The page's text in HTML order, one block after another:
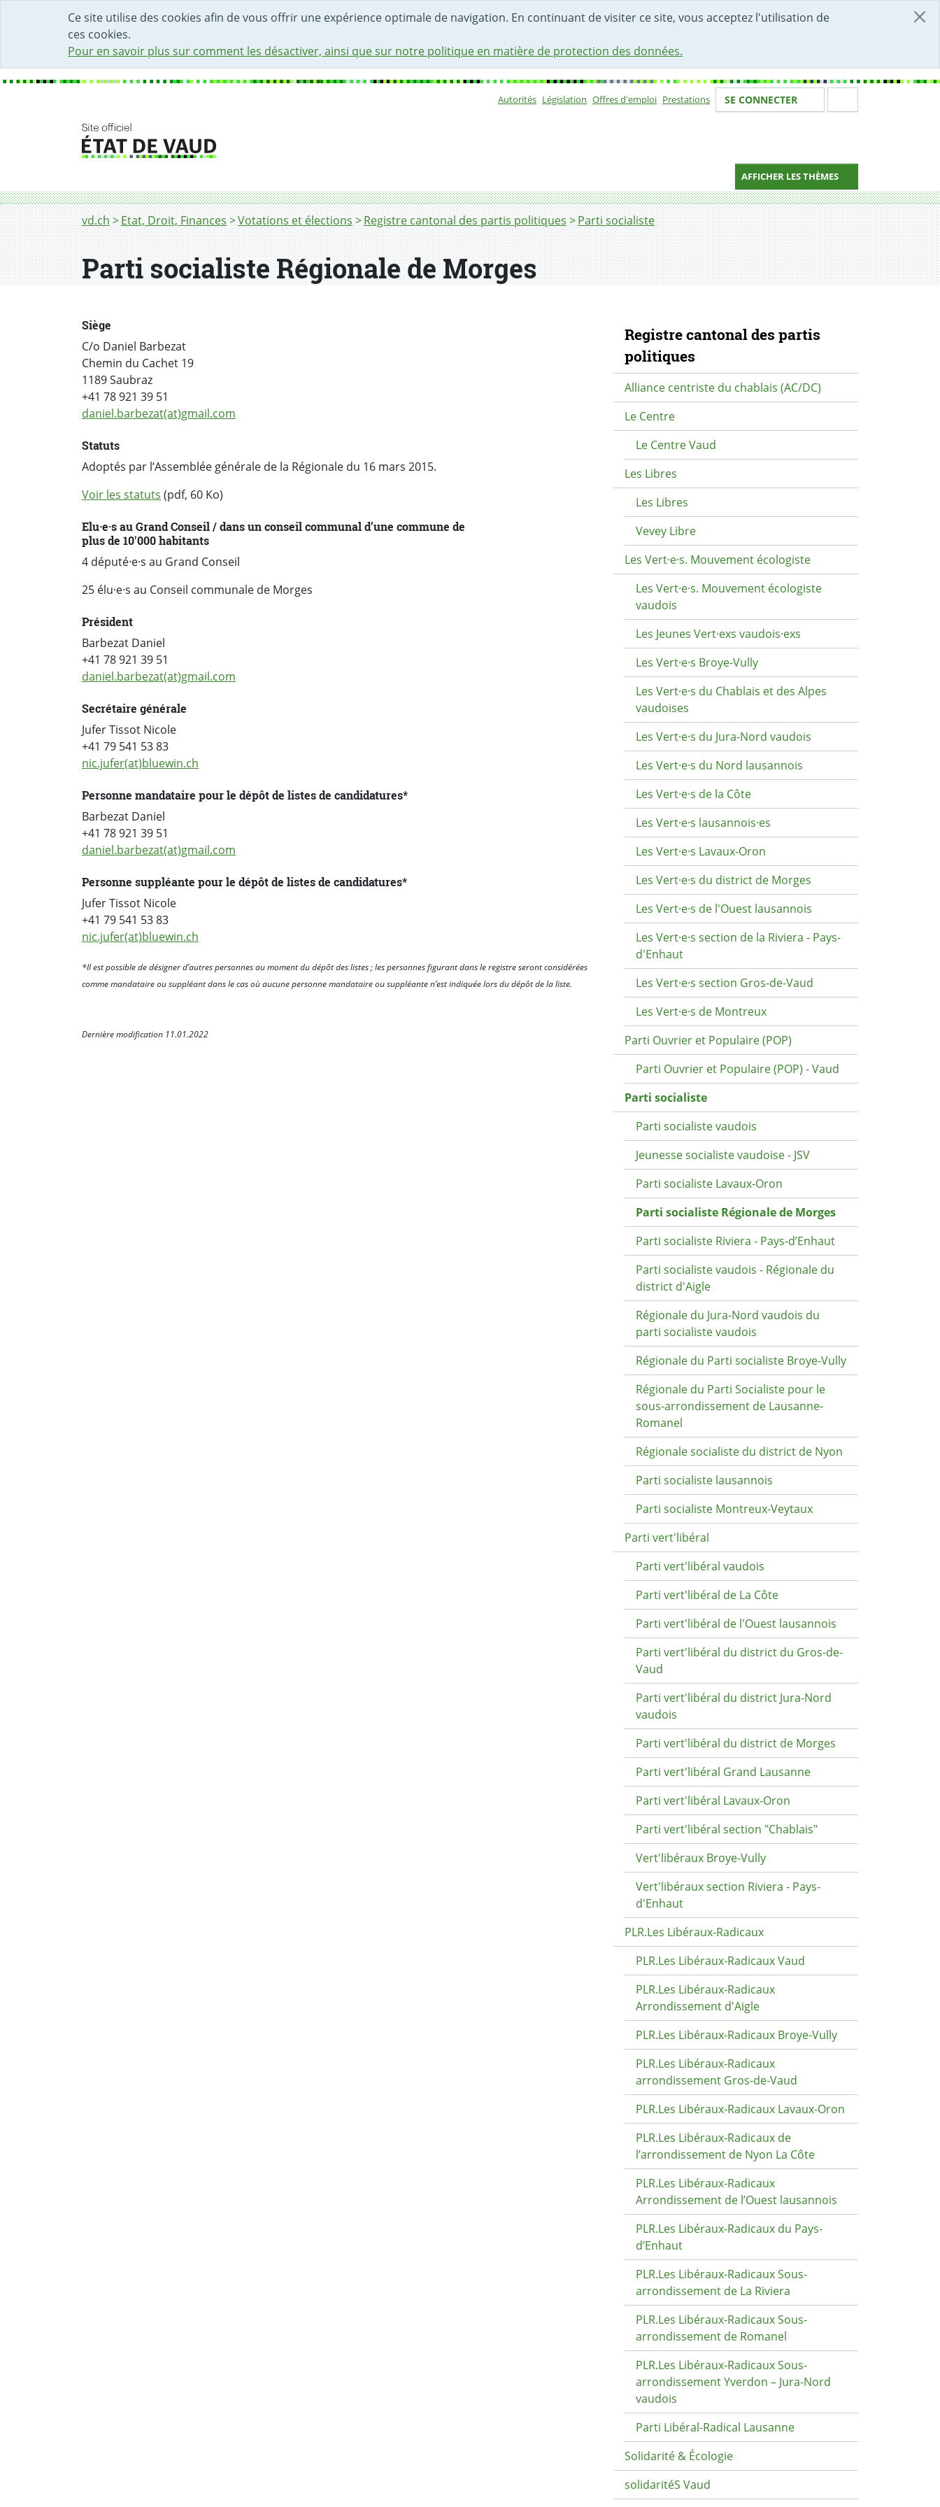
Ce site utilise des cookies afin de vous offrir une expérience optimale de navigation. En continuant de visiter ce site, vous acceptez l'utilisation de
ces cookies.
Pour en savoir plus sur comment les désactiver, ainsi que sur notre politique en matière de protection des données.
DÉBUT DU CONTENU DE LA PAGE
ACCÈS AU CHAMP DE RECHERCHE
PAGE D'ACCUEIL
FORMULAIRE DE CONTACT
Autorités Législation Offres d'emploi Prestations Votre identité
SE CONNECTER
AFFICHER LES THÈMES
Fil d'Ariane
vd.ch Etat, Droit, Finances Votations et élections Registre cantonal des partis politiques Parti socialiste
Parti socialiste Régionale de Morges
Parti socialiste Régionale de Morges
Siège
C/o Daniel Barbezat
Chemin du Cachet 19
1189 Saubraz
+41 78 921 39 51
daniel.barbezat(at)gmail.com
Statuts
Adoptés par l’Assemblée générale de la Régionale du 16 mars 2015.
Voir les statuts (pdf, 60 Ko)
Elu·e·s au Grand Conseil / dans un conseil communal d’une commune de
plus de 10'000 habitants
4 député·e·s au Grand Conseil
25 élu·e·s au Conseil communale de Morges
Président
Barbezat Daniel
+41 78 921 39 51
daniel.barbezat(at)gmail.com
Secrétaire générale
Jufer Tissot Nicole
+41 79 541 53 83
nic.jufer(at)bluewin.ch
Personne mandataire pour le dépôt de listes de candidatures*
Barbezat Daniel
+41 78 921 39 51
daniel.barbezat(at)gmail.com
Personne suppléante pour le dépôt de listes de candidatures*
Jufer Tissot Nicole
+41 79 541 53 83
nic.jufer(at)bluewin.ch
*Il est possible de désigner d’autres personnes au moment du dépôt des listes ; les personnes figurant dans le registre seront considérées
comme mandataire ou suppléant dans le cas où aucune personne mandataire ou suppléante n’est indiquée lors du dépôt de la liste.
Dernière modification 11.01.2022
Navigation secondaire
Registre cantonal des partis
politiques
Alliance centriste du chablais (AC/DC)
Le Centre
Le Centre Vaud
Les Libres
Les Libres
Vevey Libre
Les Vert·e·s. Mouvement écologiste
Les Vert·e·s. Mouvement écologiste
vaudois
Les Jeunes Vert·exs vaudois·exs
Les Vert·e·s Broye-Vully
Les Vert·e·s du Chablais et des Alpes
vaudoises
Les Vert·e·s du Jura-Nord vaudois
Les Vert·e·s du Nord lausannois
Les Vert·e·s de la Côte
Les Vert·e·s lausannois·es
Les Vert·e·s Lavaux-Oron
Les Vert·e·s du district de Morges
Les Vert·e·s de l'Ouest lausannois
Les Vert·e·s section de la Riviera - Pays-
d'Enhaut
Les Vert·e·s section Gros-de-Vaud
Les Vert·e·s de Montreux
Parti Ouvrier et Populaire (POP)
Parti Ouvrier et Populaire (POP) - Vaud
Parti socialiste
Parti socialiste vaudois
Jeunesse socialiste vaudoise - JSV
Parti socialiste Lavaux-Oron
Parti socialiste Régionale de Morges
Parti socialiste Riviera - Pays-d’Enhaut
Parti socialiste vaudois - Régionale du
district d'Aigle
Régionale du Jura-Nord vaudois du
parti socialiste vaudois
Régionale du Parti socialiste Broye-Vully
Régionale du Parti Socialiste pour le
sous-arrondissement de Lausanne-
Romanel
Régionale socialiste du district de Nyon
Parti socialiste lausannois
Parti socialiste Montreux-Veytaux
Parti vert'libéral
Parti vert'libéral vaudois
Parti vert'libéral de La Côte
Parti vert'libéral de l'Ouest lausannois
Parti vert'libéral du district du Gros-de-
Vaud
Parti vert'libéral du district Jura-Nord
vaudois
Parti vert'libéral du district de Morges
Parti vert'libéral Grand Lausanne
Parti vert'libéral Lavaux-Oron
Parti vert'libéral section "Chablais"
Vert'libéraux Broye-Vully
Vert'libéraux section Riviera - Pays-
d'Enhaut
PLR.Les Libéraux-Radicaux
PLR.Les Libéraux-Radicaux Vaud
PLR.Les Libéraux-Radicaux
Arrondissement d'Aigle
PLR.Les Libéraux-Radicaux Broye-Vully
PLR.Les Libéraux-Radicaux
arrondissement Gros-de-Vaud
PLR.Les Libéraux-Radicaux Lavaux-Oron
PLR.Les Libéraux-Radicaux de
l’arrondissement de Nyon La Côte
PLR.Les Libéraux-Radicaux
Arrondissement de l’Ouest lausannois
PLR.Les Libéraux-Radicaux du Pays-
d’Enhaut
PLR.Les Libéraux-Radicaux Sous-
arrondissement de La Riviera
PLR.Les Libéraux-Radicaux Sous-
arrondissement de Romanel
PLR.Les Libéraux-Radicaux Sous-
arrondissement Yverdon – Jura-Nord
vaudois
Parti Libéral-Radical Lausanne
Solidarité & Écologie
solidaritéS Vaud